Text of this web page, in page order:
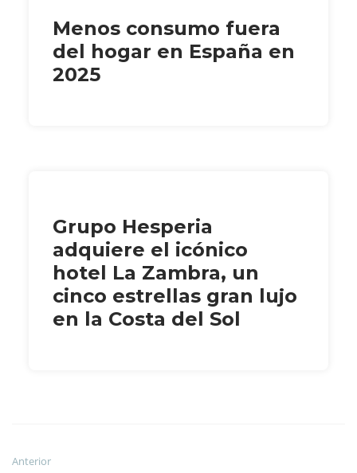
Menos consumo fuera
del hogar en España en
2025
Grupo Hesperia
adquiere el icónico
hotel La Zambra, un
cinco estrellas gran lujo
en la Costa del Sol
Anterior